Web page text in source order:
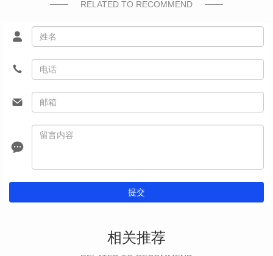
RELATED TO RECOMMEND
提交
相关推荐